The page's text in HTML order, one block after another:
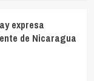
expresa
de Nicaragua